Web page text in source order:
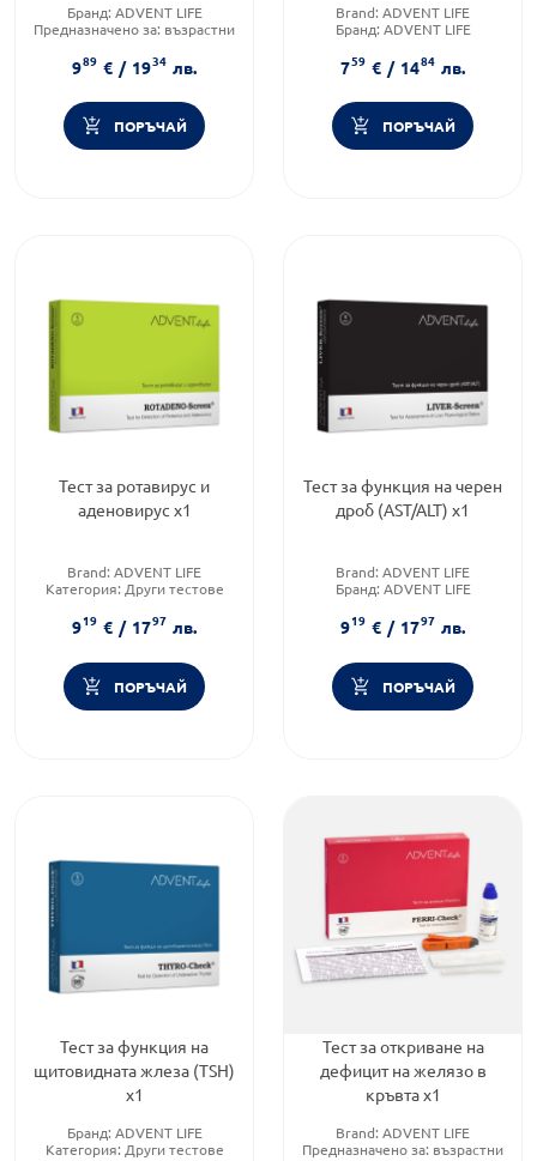
Бранд: ADVENT LIFE
Предназначено за: възрастни
ленти
989 € / 1934 лв.
ПОРЪЧАЙ
Brand: ADVENT LIFE
Бранд: ADVENT LIFE
759 € / 1484 лв.
ПОРЪЧАЙ
Тест за ротавирус и
аденовирус х1
Brand: ADVENT LIFE
Категория: Други тестове
ленти
919 € / 1797 лв.
ПОРЪЧАЙ
Тест за функция на черен
дроб (AST/ALT) х1
Brand: ADVENT LIFE
Бранд: ADVENT LIFE
919 € / 1797 лв.
ПОРЪЧАЙ
Тест за функция на
щитовидната жлеза (TSH)
х1
Бранд: ADVENT LIFE
Категория: Други тестове
Тест за откриване на
дефицит на желязо в
кръвта х1
Brand: ADVENT LIFE
Предназначено за: възрастни